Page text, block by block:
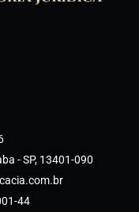
- SP, 13401-090
44